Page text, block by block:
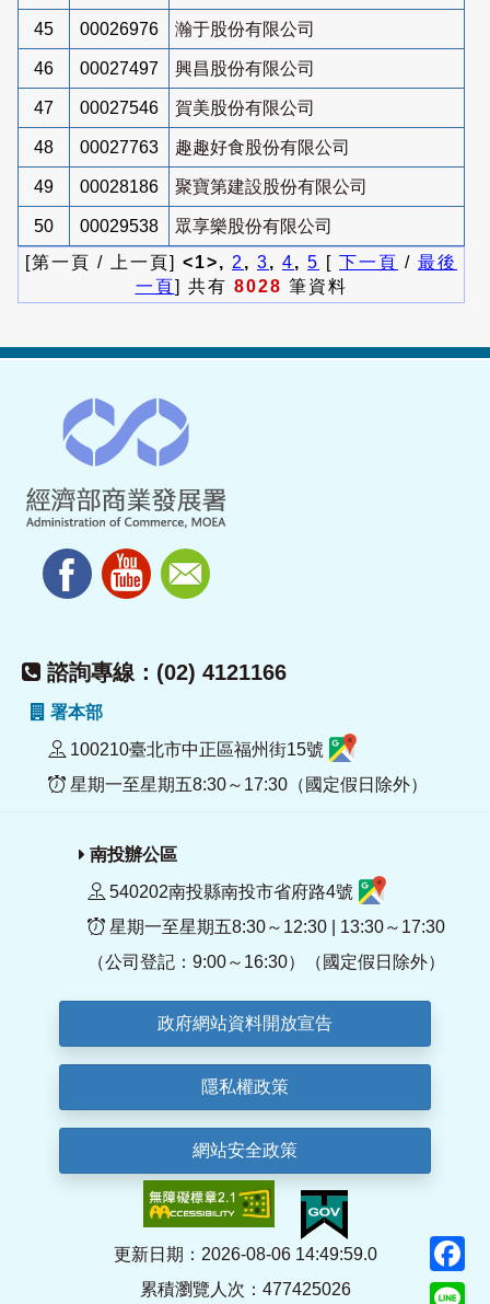
45 00026976 瀚于股份有限公司
46 00027497 興昌股份有限公司
47 00027546 賀美股份有限公司
48 00027763 趣趣好食股份有限公司
49 00028186 聚寶第建設股份有限公司
50 00029538
眾享樂股份有限公司
[第一頁 / 上一頁] <1>, 2 , 3, 4, 5 [ 下一頁 / 最後
一頁] 共有 8028 筆資料
諮詢專線：(02) 4121166
署本部
100210臺北市中正區福州街15號
星期一至星期五8:30～17:30（國定假日除外）
南投辦公區
540202南投縣南投市省府路4號
星期一至星期五8:30～12:30 | 13:30～17:30
（公司登記：9:00～16:30）（國定假日除外）
政府網站資料開放宣告
隱私權政策
網站安全政策
更新日期：2026-08-06 14:49:59.0
累積瀏覽人次：477425026